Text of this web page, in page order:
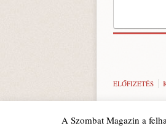
ELŐFIZETÉS
A Szombat Magazin a